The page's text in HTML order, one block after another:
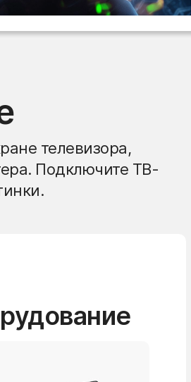
телевизора,
Подключите ТВ-